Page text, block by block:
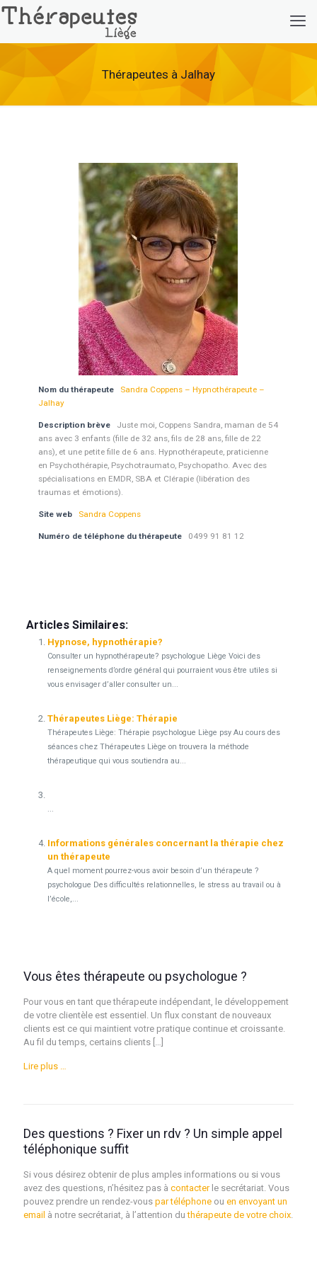
Thérapeutes à Jalhay
Nom du thérapeute
Sandra Coppens – Hypnothérapeute –
Jalhay
Description brève
Juste moi, Coppens Sandra, maman de 54
ans avec 3 enfants (fille de 32 ans, fils de 28 ans, fille de 22
ans), et une petite fille de 6 ans. Hypnothérapeute, praticienne
en Psychothérapie, Psychotraumato, Psychopatho. Avec des
spécialisations en EMDR, SBA et Clérapie (libération des
traumas et émotions).
Site web Sandra Coppens
Numéro de téléphone du thérapeute 0499 91 81 12
Articles Similaires:
Hypnose, hypnothérapie?
Consulter un hypnothérapeute? psychologue Liège Voici des
renseignements d’ordre général qui pourraient vous être utiles si
vous envisager d’aller consulter un...
Thérapeutes Liège: Thérapie
Thérapeutes Liège: Thérapie psychologue Liège psy Au cours des
séances chez Thérapeutes Liège on trouvera la méthode
thérapeutique qui vous soutiendra au...
...
Informations générales concernant la thérapie chez
un thérapeute
A quel moment pourrez-vous avoir besoin d’un thérapeute ?
psychologue Des difficultés relationnelles, le stress au travail ou à
l’école,...
Vous êtes thérapeute ou psychologue ?
Pour vous en tant que thérapeute indépendant, le développement
de votre clientèle est essentiel. Un flux constant de nouveaux
clients est ce qui maintient votre pratique continue et croissante.
Au fil du temps, certains clients […]
Lire plus …
Des questions ? Fixer un rdv ? Un simple appel
téléphonique suffit
Si vous désirez obtenir de plus amples informations ou si vous
avez des questions, n’hésitez pas à contacterle secrétariat. Vous
pouvez prendre un rendez-vous par téléphone ou en envoyant un
email à notre secrétariat, à l’attention duthérapeute de votre choix.